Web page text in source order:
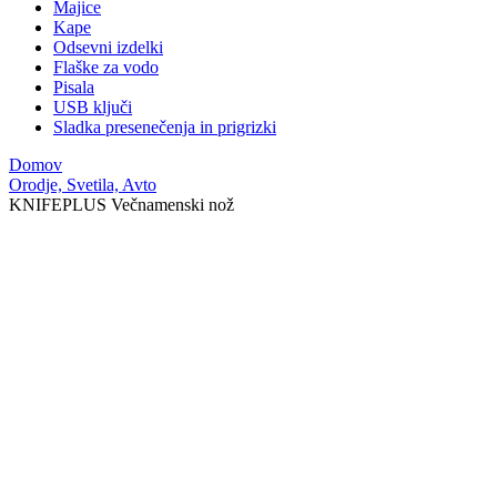
Majice
Kape
Odsevni izdelki
Flaške za vodo
Pisala
USB ključi
Sladka presenečenja in prigrizki
Domov
Orodje, Svetila, Avto
KNIFEPLUS Večnamenski nož